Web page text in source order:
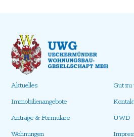
Aktuelles
Immobilienangebote
Anträge & Formulare
Wohnungen
Gut zu
UWD